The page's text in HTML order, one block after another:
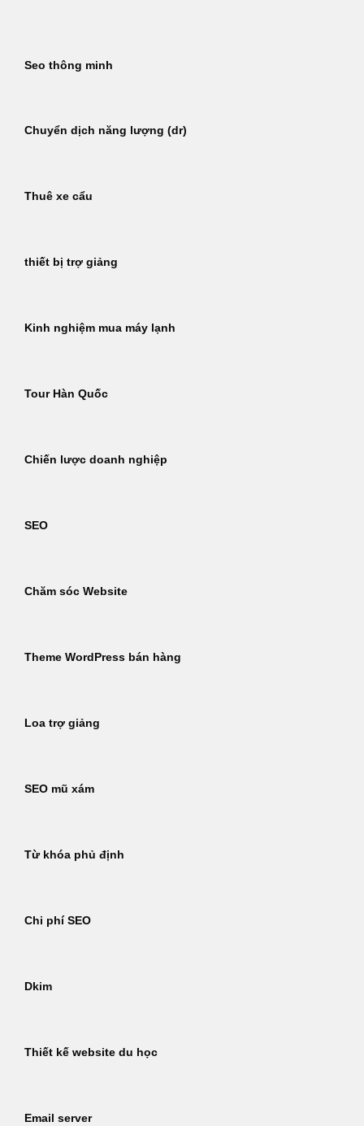
dungSeo thông minh
Chuyển dịch năng lượng (dr)
Thuê xe cẩu
thiết bị trợ giảng
Kinh nghiệm mua máy lạnh
Tour Hàn Quốc
Chiến lược doanh nghiệp
SEO
Chăm sóc Website
Theme WordPress bán hàng
Loa trợ giảng
SEO mũ xám
Từ khóa phủ định
Chi phí SEO
Dkim
Thiết kế website du học
Email server